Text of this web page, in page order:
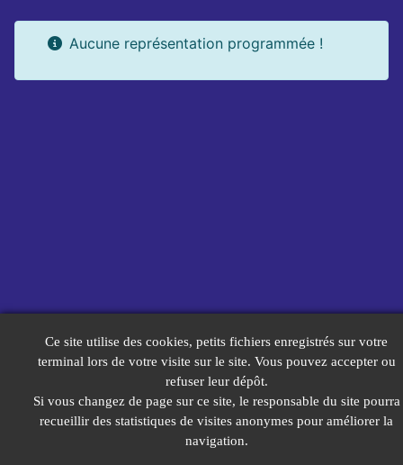
Aucune représentation programmée !
Ce site utilise des cookies, petits fichiers enregistrés sur votre
terminal lors de votre visite sur le site. Vous pouvez accepter ou
refuser leur dépôt.
Si vous changez de page sur ce site, le responsable du site pourra
recueillir des statistiques de visites anonymes pour améliorer la
navigation.